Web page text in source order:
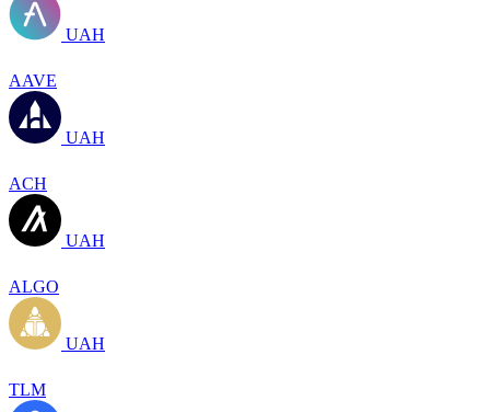
UAH
AAVE
UAH
ACH
UAH
ALGO
UAH
TLM